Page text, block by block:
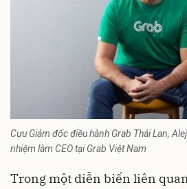
Cựu Giám đốc điều hành Grab Thái Lan,
nhiệm làm CEO tại Grab Việt Nam
Trong một diễn biến liên